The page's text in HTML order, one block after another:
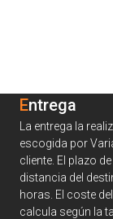
Entrega
La entrega la
escogida por
cliente. El plazo
distancia del
horas. El coste
calcula según la